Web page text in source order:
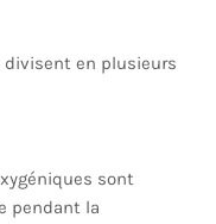
en plusieurs
sont
pendant la